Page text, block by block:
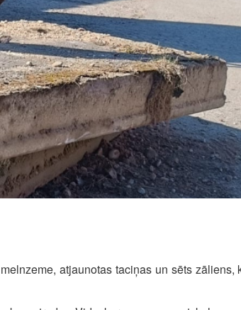
atjaunotas taciņas un sēts zāliens,